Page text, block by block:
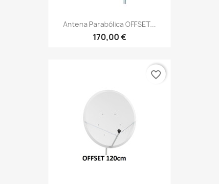
Antena Parabólica OFFSET...
170,00 €
favorite_border